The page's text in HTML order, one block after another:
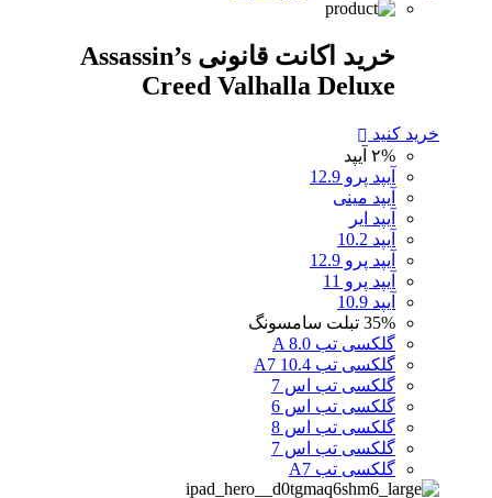
خرید اکانت قانونی Assassin’s
Creed Valhalla Deluxe
خرید کنید
۲% آیپد
آیپد پرو 12.9
آیپد مینی
آیپد ایر
آیپد 10.2
آیپد پرو 12.9
آیپد پرو 11
آیپد 10.9
35% تبلت سامسونگ
گلکسی تب A 8.0
گلکسی تب A7 10.4
گلکسی تب اس 7
گلکسی تب اس 6
گلکسی تب اس 8
گلکسی تب اس 7
گلکسی تب A7